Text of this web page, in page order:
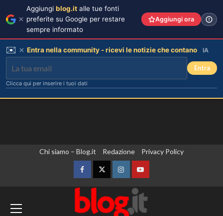
Chi siamo – Blog.it Redazione Privacy Policy
FacebookTwitterInstagramYouTube
Aggiungi blog.it alle tue fonti
preferite su Google per restare
sempre informato
Aggiungi ora
✉️ Entra nella community - ricevi le notizie che contano IA
Entra
Clicca qui per inserire i tuoi dati